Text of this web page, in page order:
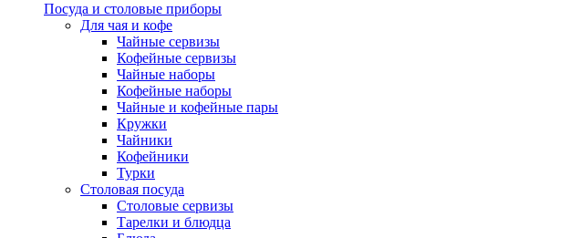
Посуда и столовые приборы
Для чая и кофе
Чайные сервизы
Кофейные сервизы
Чайные наборы
Кофейные наборы
Чайные и кофейные пары
Кружки
Чайники
Кофейники
Турки
Столовая посуда
Столовые сервизы
Тарелки и блюдца